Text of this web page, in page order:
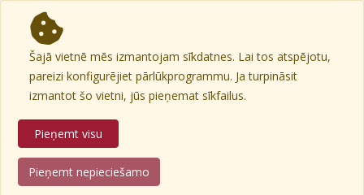
Šajā vietnē mēs izmantojam sīkdatnes. Lai tos atspējotu,
pareizi konfigurējiet pārlūkprogrammu. Ja turpināsit
izmantot šo vietni, jūs pieņemat sīkfailus.
Pieņemt visu
Pieņemt nepieciešamo